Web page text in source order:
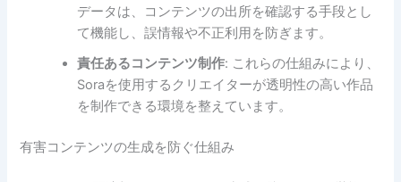
データは、コンテンツの出所を確認する手段とし
て機能し、誤情報や不正利用を防ぎます。
責任あるコンテンツ制作: これらの仕組みにより、
Soraを使用するクリエイターが透明性の高い作品
を制作できる環境を整えています。
有害コンテンツの生成を防ぐ仕組み